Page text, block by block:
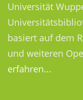
Universität
basiert auf dem
und weiteren
erfahren...